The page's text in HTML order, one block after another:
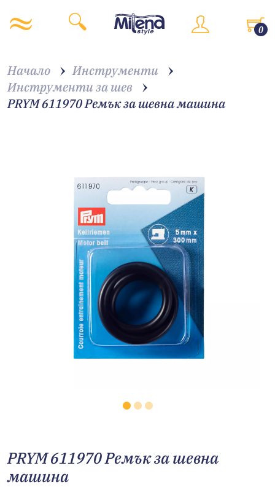
0
Начало
Инструменти
Инструменти за шев
PRYM 611970 Ремък за шевна машина
PRYM 611970 Ремък за шевна
машина